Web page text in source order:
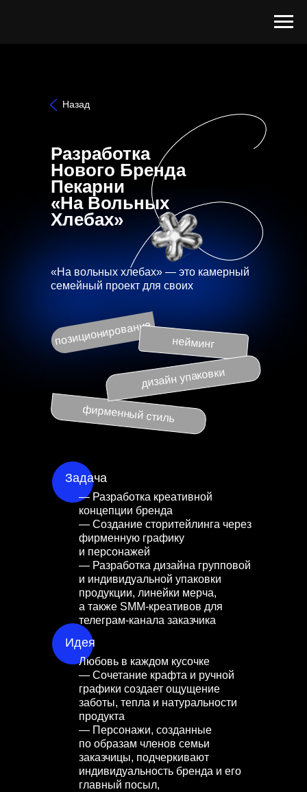
Назад
Разработка
Нового Бренда
Пекарни
«На Вольных
Хлебах»
позиционирование нейминг
фирменный стиль
дизайн упаковки
«На вольных хлебах» — это камерный
семейный проект для своих
Идея
Задача
Любовь в каждом кусочке
— Сочетание крафта и ручной
графики создает ощущение
заботы, тепла и натуральности
продукта
— Персонажи, созданные
по образам членов семьи
заказчицы, подчеркивают
индивидуальность бренда и его
главный посыл,
— Разработка креативной
концепции бренда
— Создание сторитейлинга через
фирменную графику
и персонажей
— Разработка дизайна групповой
и индивидуальной упаковки
продукции, линейки мерча,
а также SMM-креативов для
телеграм-канала заказчика